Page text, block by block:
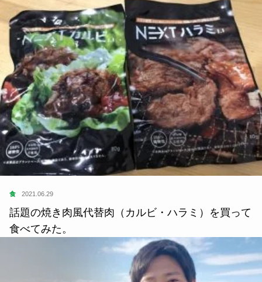
食 2021.06.29
話題の焼き肉風代替肉（カルビ・ハラミ）を買って
食べてみた。